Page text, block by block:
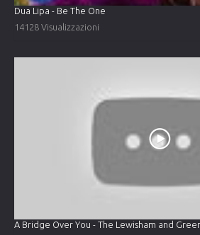
Dua Lipa - Be The One
14128 Visualizzazioni
A Bridge Over You - The Lewisham and